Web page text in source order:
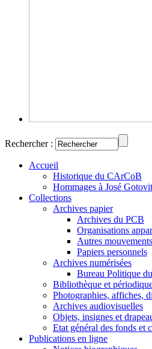
Rechercher :
Accueil
Historique du CArCoB
Hommages à José
Collections
Archives papier
Archives du PCB
Organisations
Autres
Papiers personnels
Archives numérisées
Bureau Politique
Bibliothèque et
Photographies, affiches,
Archives audiovisuelles
Objets, insignes et
Etat général des fonds et
Publications en ligne